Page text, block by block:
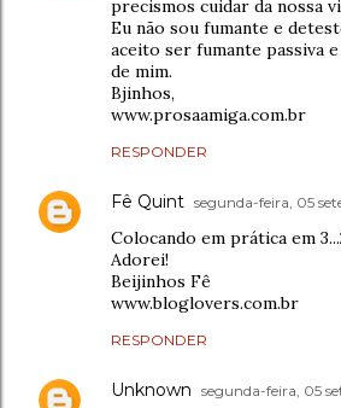
precismos cuidar da nossa
Eu não sou fumante e
aceito ser fumante passiva
de mim.
Bjinhos,
www.prosaamiga.com.br
RESPONDER
Fê Quint segunda-feira, 05
Colocando em prática em
Adorei!
Beijinhos Fê
www.bloglovers.com.br
RESPONDER
Unknown segunda-feira, 05